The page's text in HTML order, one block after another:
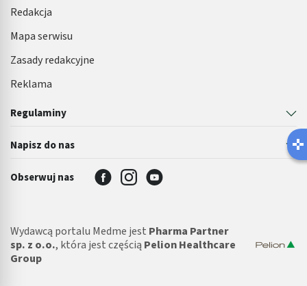
Regulaminy
Napisz do nas
Redakcja
Mapa serwisu
Zasady redakcyjne
Reklama
Obserwuj nas
Wydawcą portalu Medme jest Pharma Partner
sp. z o.o., która jest częścią Pelion Healthcare
Group
Latem łatwiej o infekcję pęcherza 🌊